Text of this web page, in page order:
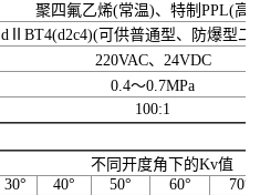
聚四氟乙烯(常温)、特制PPL(高
dⅡBT4(d2c4)(可供普通型、防爆型二
220VAC、24VDC
0.4～0.7MPa
100:1
不同开度角下的Kv值
30° 40° 50° 60°
70°